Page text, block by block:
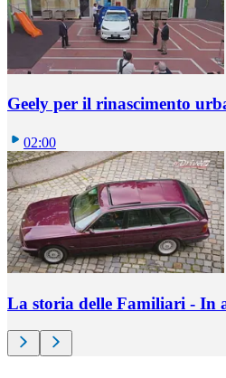
Geely per il rinascimento
02:00
La storia delle Familiari - In